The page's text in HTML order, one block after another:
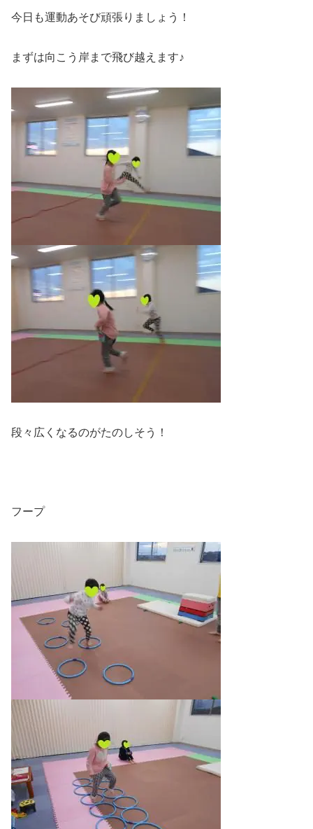
今日も運動あそび頑張りましょう！
まずは向こう岸まで飛び越えます♪
段々広くなるのがたのしそう！
フープ